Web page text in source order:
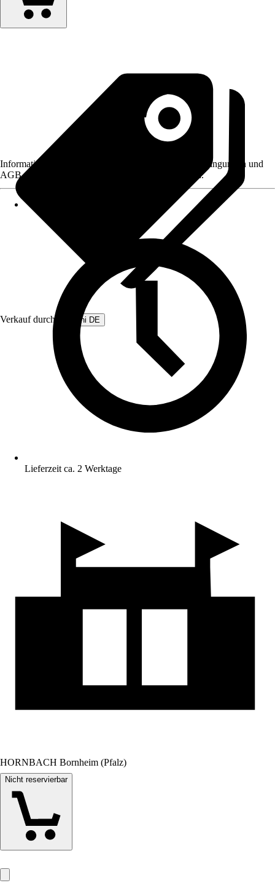
Verkauf durch: Beliani DE
Informationen des Verkäufers, wie z. B. Rückgabebedingungen und
AGB, finden Sie bei Klick auf den Verkäufernamen.
Lieferzeit ca. 2 Werktage
HORNBACH Bornheim (Pfalz)
Nicht reservierbar